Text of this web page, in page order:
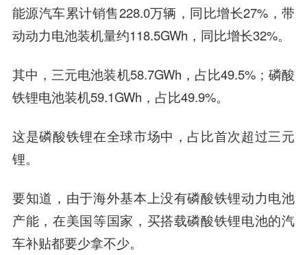
能源汽车累计销售228.0万辆，同比增长27%，带
动动力电池装机量约118.5GWh，同比增长32%。
其中，三元电池装机58.7GWh，占比49.5%；磷酸
铁锂电池装机59.1GWh，占比49.9%。
这是磷酸铁锂在全球市场中，占比首次超过三元
锂。
要知道，由于海外基本上没有磷酸铁锂动力电池
产能，在美国等国家，买搭载磷酸铁锂电池的汽
车补贴都要少拿不少。